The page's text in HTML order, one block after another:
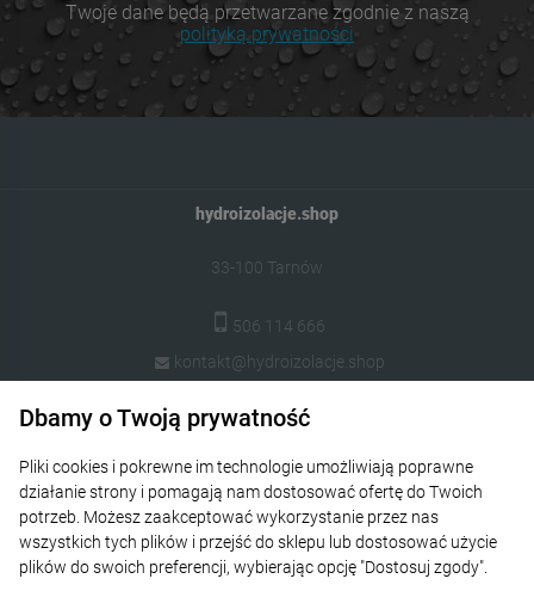
Twoje dane będą przetwarzane zgodnie z naszą
polityką prywatności
hydroizolacje.shop
33-100 Tarnów
506 114 666
kontakt@hydroizolacje.shop
Popularne kategorie
Pomoc
Moje konto
Płatności i dostawa
Dbamy o Twoją prywatność
Pliki cookies i pokrewne im technologie umożliwiają poprawne
działanie strony i pomagają nam dostosować ofertę do Twoich
potrzeb. Możesz zaakceptować wykorzystanie przez nas
wszystkich tych plików i przejść do sklepu lub dostosować użycie
plików do swoich preferencji, wybierając opcję "Dostosuj zgody".